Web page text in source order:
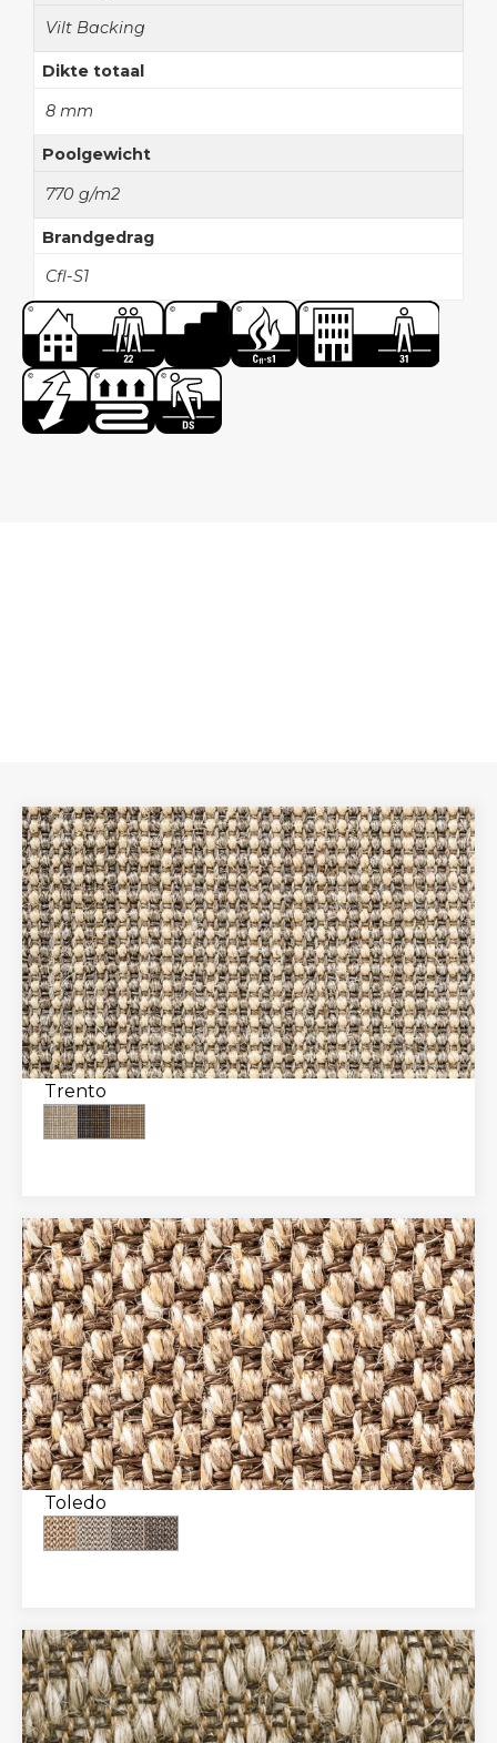
Vilt Backing
Dikte totaal
8 mm
Poolgewicht
770 g/m2
Brandgedrag
Cfl-S1
Trento
Toledo